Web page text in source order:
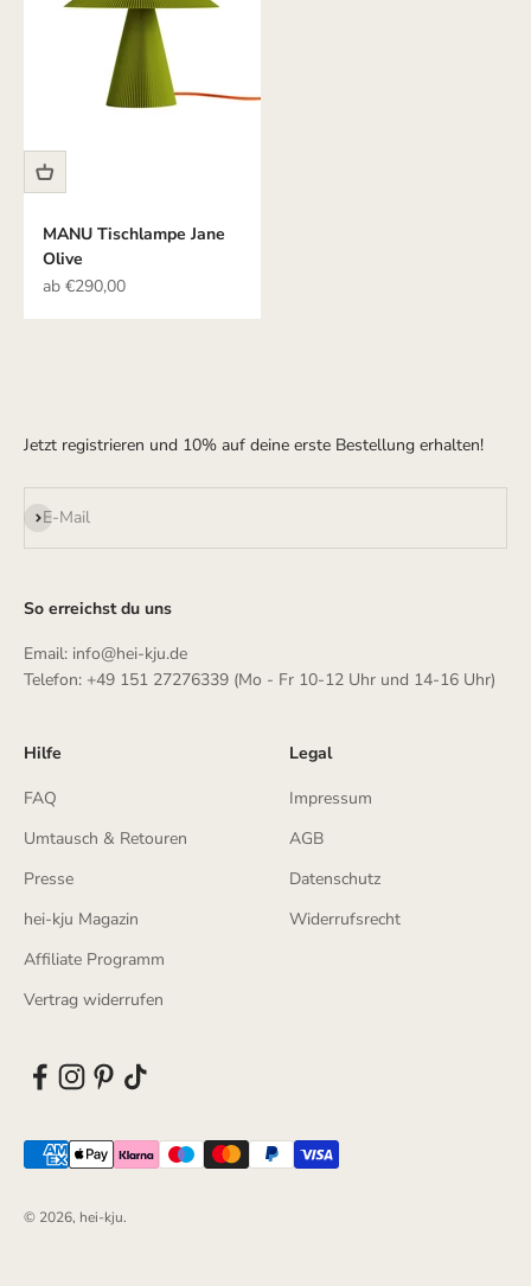
MANU Tischlampe Jane
Olive
Angebot
ab €290,00
Jetzt registrieren und 10% auf deine erste Bestellung erhalten!
E-Mail
Abonnieren
So erreichst du uns
Email: info@hei-kju.de
Telefon: +49 151 27276339 (Mo - Fr 10-12 Uhr und 14-16 Uhr)
Hilfe
FAQ
Umtausch & Retouren
Presse
hei-kju Magazin
Affiliate Programm
Vertrag widerrufen
Legal
Impressum
AGB
Datenschutz
Widerrufsrecht
© 2026, hei-kju.